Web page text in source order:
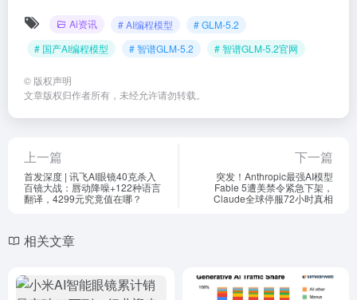
Ai资讯 # AI编程模型
# GLM-5.2
# 国产AI编程模型
# 智谱GLM-5.2 # 智谱GLM-5.2官网
© 版权声明
文章版权归作者所有，未经允许请勿转载。
上一篇
首发深度 | 讯飞AI眼镜40克杀入
百镜大战：唇动降噪+122种语言
翻译，4299元究竟值在哪？
下一篇
突发！Anthropic最强AI模型
Fable 5遭美禁令紧急下架，
Claude全球停服72小时真相
相关文章